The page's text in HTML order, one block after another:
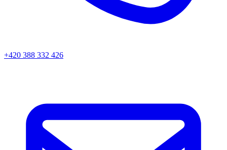
+420 388 332 426